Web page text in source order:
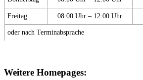
Freitag 08:00 Uhr – 12:00 Uhr
oder nach Terminabsprache
Weitere Homepages: